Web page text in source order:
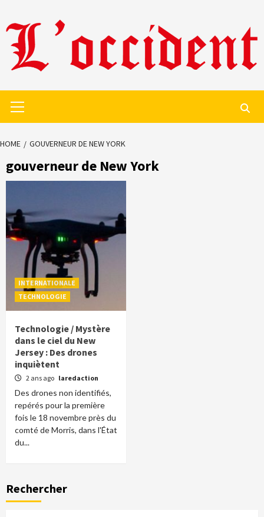
to
content
Menu
HOME GOUVERNEUR DE NEW YORK
gouverneur de New York
INTERNATIONALE
TECHNOLOGIE
Technologie / Mystère
dans le ciel du New
Jersey : Des drones
inquiètent
2 ans ago laredaction
Des drones non identifiés,
repérés pour la première
fois le 18 novembre près du
comté de Morris, dans l'État
du...
Rechercher